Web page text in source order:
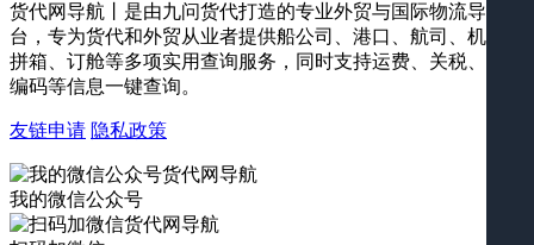
货代网导航丨是由九问货代打造的专业外贸与国际物流导航平
台，专为货代和外贸从业者提供船公司、港口、航司、机场、
拼箱、订舱等多项实用查询服务，同时支持运费、关税、海关
编码等信息一键查询。
友链申请 隐私政策
我的微信公众号